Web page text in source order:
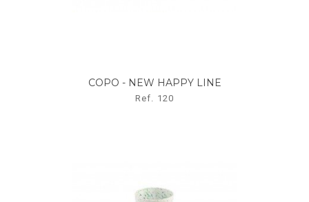
COPO - NEW HAPPY LINE
Ref. 120